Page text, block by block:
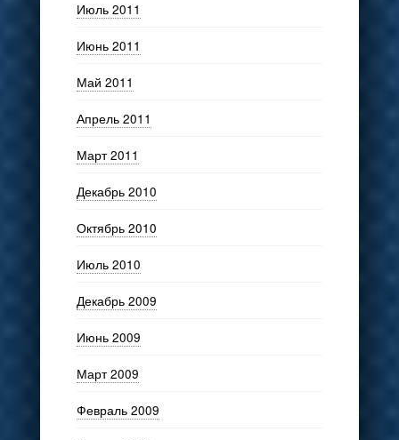
Июль 2011
Июнь 2011
Май 2011
Апрель 2011
Март 2011
Декабрь 2010
Октябрь 2010
Июль 2010
Декабрь 2009
Июнь 2009
Март 2009
Февраль 2009